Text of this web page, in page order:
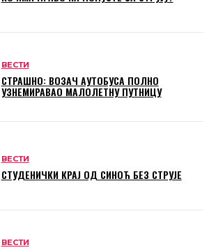
ВЕСТИ
СТРАШНО: ВОЗАЧ АУТОБУСА ПОЛНО
УЗНЕМИРАВАО МАЛОЛЕТНУ ПУТНИЦУ
ВЕСТИ
СТУДЕНИЧКИ КРАЈ ОД СИНОЋ БЕЗ СТРУЈЕ
ВЕСТИ